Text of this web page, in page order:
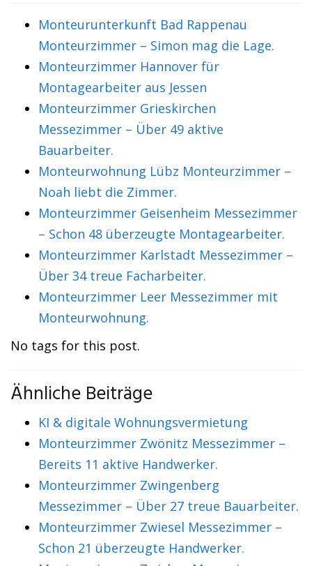
Monteurunterkunft Bad Rappenau
Monteurzimmer – Simon mag die Lage.
Monteurzimmer Hannover für
Montagearbeiter aus Jessen
Monteurzimmer Grieskirchen
Messezimmer – Über 49 aktive
Bauarbeiter.
Monteurwohnung Lübz Monteurzimmer –
Noah liebt die Zimmer.
Monteurzimmer Geisenheim Messezimmer
– Schon 48 überzeugte Montagearbeiter.
Monteurzimmer Karlstadt Messezimmer –
Über 34 treue Facharbeiter.
Monteurzimmer Leer Messezimmer mit
Monteurwohnung.
No tags for this post.
Ähnliche Beiträge
KI & digitale Wohnungsvermietung
Monteurzimmer Zwönitz Messezimmer –
Bereits 11 aktive Handwerker.
Monteurzimmer Zwingenberg
Messezimmer – Über 27 treue Bauarbeiter.
Monteurzimmer Zwiesel Messezimmer –
Schon 21 überzeugte Handwerker.